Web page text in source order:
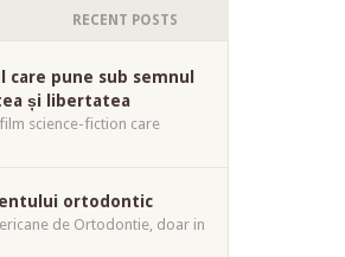
RECENT POSTS
pune sub semnul
și libertatea
film science-fiction care
ortodontic
de Ortodontie, doar in